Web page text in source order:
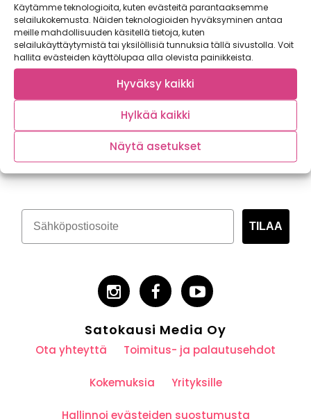
Käytämme teknologioita, kuten evästeitä parantaaksemme
selailukokemusta. Näiden teknologioiden hyväksyminen antaa
meille mahdollisuuden käsitellä tietoja, kuten
selailukäyttäytymistä tai yksilöllisiä tunnuksia tällä sivustolla. Voit
hallita evästeiden käyttölupaa alla olevista painikkeista.
Hyväksy kaikki
Hylkää kaikki
Näytä asetukset
Tilaa kasvispitoinen uutiskirje
TILAA
Satokausi Media Oy
Ota yhteyttä Toimitus- ja palautusehdot
Kokemuksia Yrityksille
Hallinnoi evästeiden suostumusta